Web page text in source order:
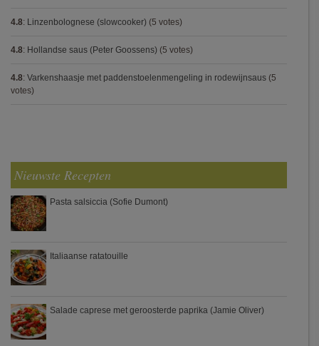
4.8: Linzenbolognese (slowcooker) (5 votes)
4.8: Hollandse saus (Peter Goossens) (5 votes)
4.8: Varkenshaasje met paddenstoelenmengeling in rodewijnsaus (5
votes)
Nieuwste Recepten
Pasta salsiccia (Sofie Dumont)
Italiaanse ratatouille
Salade caprese met geroosterde paprika (Jamie Oliver)